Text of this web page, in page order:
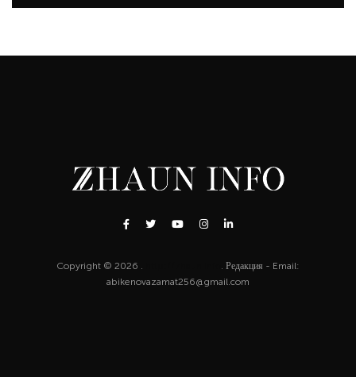
Copyright © 2026 .
. Редакция - Email:
abikenovazamat256@gmail.com